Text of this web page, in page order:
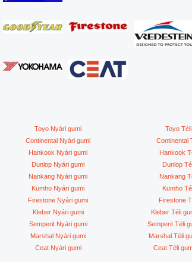
Toyo Nyári gumi
Toyo
Continental Nyári gumi
Continental
Hankook Nyári gumi
Hankook
Dunlop Nyári gumi
Dunlop
Nankang Nyári gumi
Nankang
Kumho Nyári gumi
Kumho
Firestone Nyári gumi
Firestone
Kleber Nyári gumi
Kleber Téli
Semperit Nyári gumi
Semperit Téli
Marshal Nyári gumi
Marshal Téli
Ceat Nyári gumi Ceat Téli